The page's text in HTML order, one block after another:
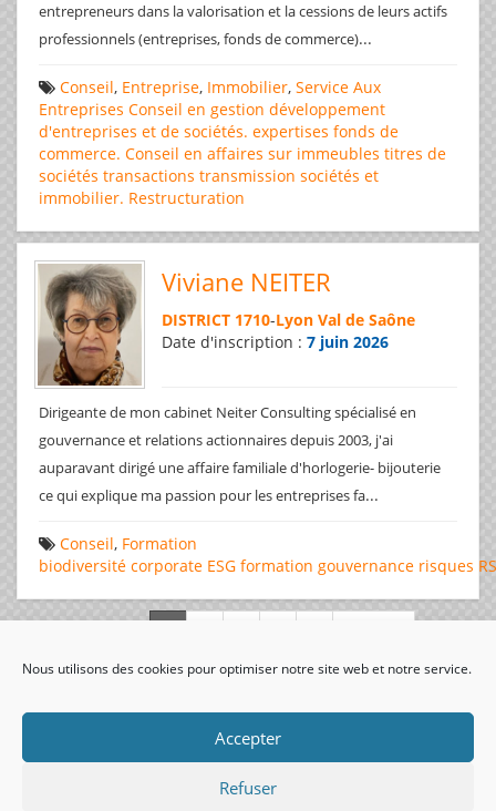
Nous utilisons des cookies pour optimiser notre site web et notre service.
Accepter
Refuser
entrepreneurs dans la valorisation et la cessions de leurs actifs
professionnels (entreprises, fonds de commerce)...
Conseil, Entreprise, Immobilier, Service Aux
Entreprises Conseil en gestion développement
d'entreprises et de sociétés. expertises fonds de
commerce. Conseil en affaires sur immeubles titres de
sociétés transactions transmission sociétés et
immobilier. Restructuration
Viviane NEITER
DISTRICT 1710-Lyon Val de Saône
Date d'inscription : 7 juin 2026
Dirigeante de mon cabinet Neiter Consulting spécialisé en
gouvernance et relations actionnaires depuis 2003, j'ai
auparavant dirigé une affaire familiale d'horlogerie- bijouterie
ce qui explique ma passion pour les entreprises fa...
Conseil, Formation
biodiversité corporate ESG formation gouvernance risques
visiteurs uniques: